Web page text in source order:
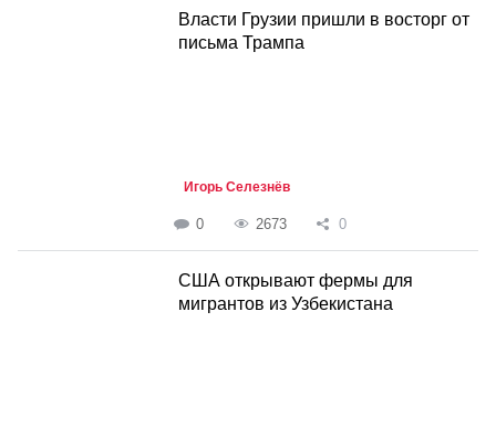
Власти Грузии пришли в восторг от
письма Трампа
Игорь Селезнёв
0 2673 0
США открывают фермы для
мигрантов из Узбекистана